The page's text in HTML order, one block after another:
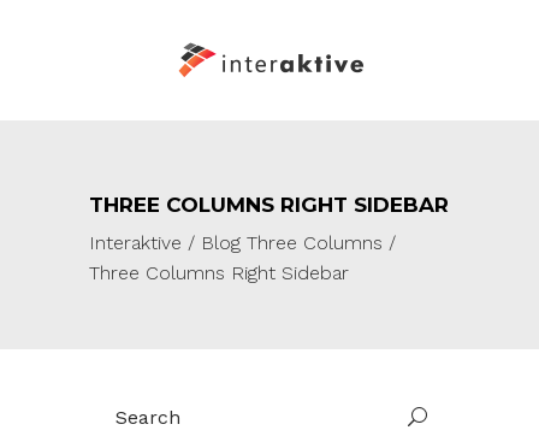
THREE COLUMNS RIGHT SIDEBAR
Interaktive / Blog Three Columns /
Three Columns Right Sidebar
for: